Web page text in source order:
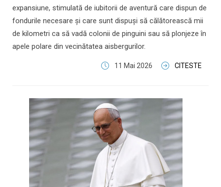
expansiune, stimulată de iubitorii de aventură care dispun de
fondurile necesare și care sunt dispuși să călătorească mii
de kilometri ca să vadă colonii de pinguini sau să plonjeze în
apele polare din vecinătatea aisbergurilor.
11 Mai 2026 CITESTE